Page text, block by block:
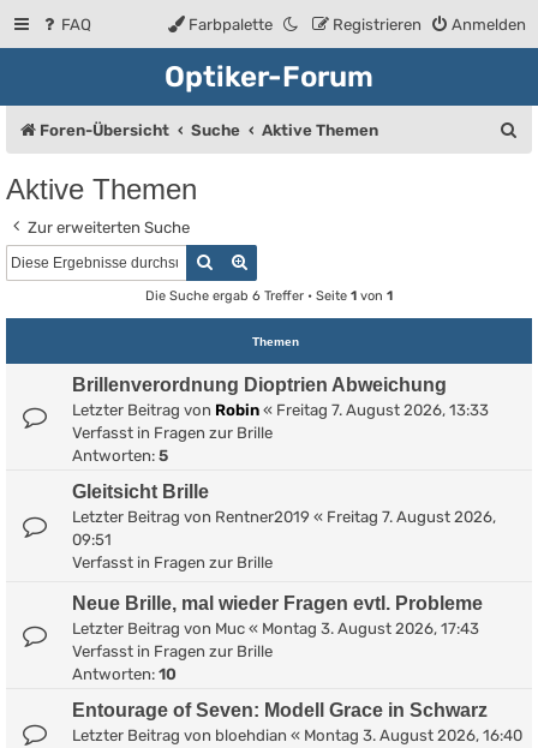
FAQ Anmelden
Registrieren
Farbpalette
Optiker-Forum
Foren-Übersicht Suche Aktive Themen
Aktive Themen
Zur erweiterten Suche
Suche
Die Suche ergab 6 Treffer • Seite 1 von 1
Themen
Brillenverordnung Dioptrien Abweichung
Letzter Beitrag von Robin « Freitag 7. August 2026, 13:33
Verfasst in Fragen zur Brille
Antworten: 5
Gleitsicht Brille
Letzter Beitrag von Rentner2019 « Freitag 7. August 2026,
09:51
Verfasst in Fragen zur Brille
Neue Brille, mal wieder Fragen evtl. Probleme
Letzter Beitrag von Muc « Montag 3. August 2026, 17:43
Verfasst in Fragen zur Brille
Antworten: 10
Entourage of Seven: Modell Grace in Schwarz
Letzter Beitrag von bloehdian « Montag 3. August 2026, 16:40